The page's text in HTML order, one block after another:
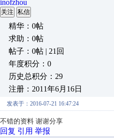
inofzhou
关注 私信
精华：0帖
求助：0帖
帖子：0帖 | 21回
年度积分：0
历史总积分：29
注册：2011年6月16日
发表于：2016-07-21 16:47:24
不错的资料 谢谢分享
回复 引用 举报